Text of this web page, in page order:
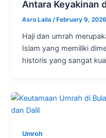
Antara Keyakinan
Asro Laila/ February 9, 2026
Haji dan umrah
Islam yang memiliki
historis yang sangat
Umroh